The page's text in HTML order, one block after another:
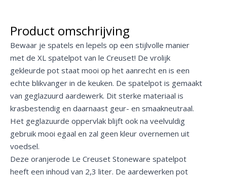
Product omschrijving
Bewaar je spatels en lepels op een stijlvolle manier
met de XL spatelpot van le Creuset! De vrolijk
gekleurde pot staat mooi op het aanrecht en is een
echte blikvanger in de keuken. De spatelpot is gemaakt
van geglazuurd aardewerk. Dit sterke materiaal is
krasbestendig en daarnaast geur- en smaakneutraal.
Het geglazuurde oppervlak blijft ook na veelvuldig
gebruik mooi egaal en zal geen kleur overnemen uit
voedsel.
Deze oranjerode Le Creuset Stoneware spatelpot
heeft een inhoud van 2,3 liter. De aardewerken pot